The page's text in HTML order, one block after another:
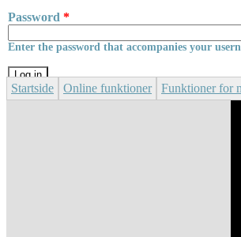
Password *
Enter the password that accompanies your
Startside Online funktioner Funktioner for